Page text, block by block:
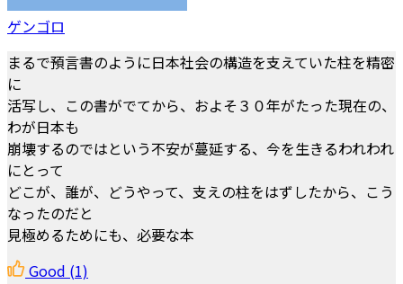
ゲンゴロ
まるで預言書のように日本社会の構造を支えていた柱を精密
に
活写し、この書がでてから、およそ３０年がたった現在の、
わが日本も
崩壊するのではという不安が蔓延する、今を生きるわれわれ
にとって
どこが、誰が、どうやって、支えの柱をはずしたから、こう
なったのだと
見極めるためにも、必要な本
Good (1)